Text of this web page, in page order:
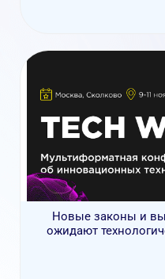
Новые законы и
ожидают